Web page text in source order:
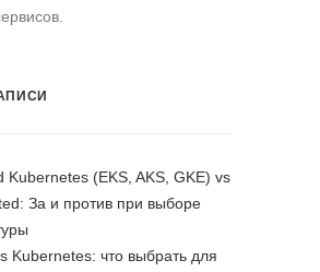
Kubernetes (EKS, AKS, GKE) vs
За и против при выборе
Kubernetes: что выбрать для